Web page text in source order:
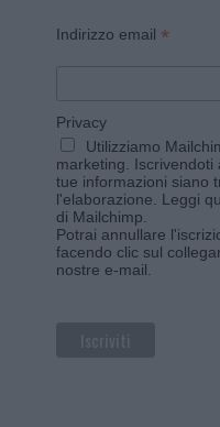
Indirizzo email *
Privacy
Utilizziamo
marketing. Iscrivendoti
tue informazioni siano
l'elaborazione. Leggi
di Mailchimp
Potrai annullare
facendo clic sul
nostre e-mail.